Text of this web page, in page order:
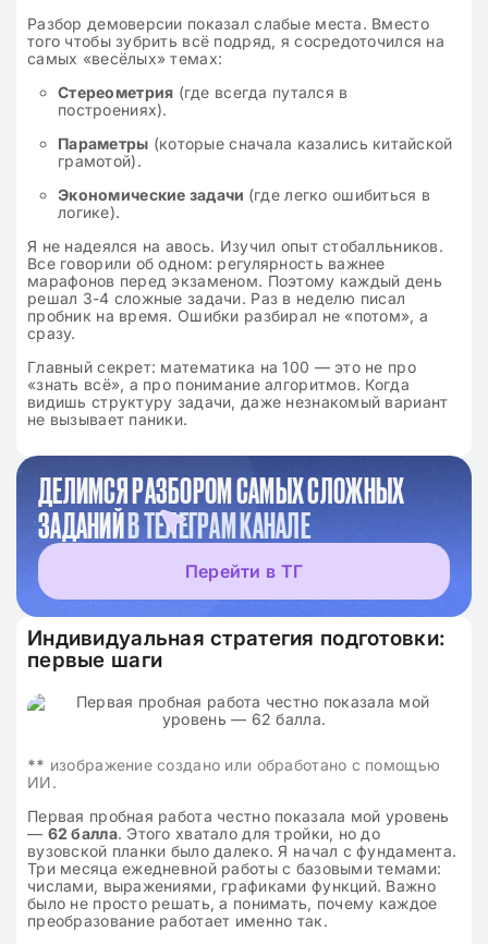
Разбор демоверсии показал слабые места. Вместо
того чтобы зубрить всё подряд, я сосредоточился на
самых «весёлых» темах:
Стереометрия (где всегда путался в
построениях).
Параметры (которые сначала казались китайской
грамотой).
Экономические задачи (где легко ошибиться в
логике).
Я не надеялся на авось. Изучил опыт стобалльников.
Все говорили об одном: регулярность важнее
марафонов перед экзаменом. Поэтому каждый день
решал 3-4 сложные задачи. Раз в неделю писал
пробник на время. Ошибки разбирал не «потом», а
сразу.
Главный секрет: математика на 100 — это не про
«знать всё», а про понимание алгоритмов. Когда
видишь структуру задачи, даже незнакомый вариант
не вызывает паники.
ДЕЛИМСЯ РАЗБОРОМ САМЫХ СЛОЖНЫХ
ЗАДАНИЙВ ТЕЛЕГРАМ КАНАЛЕ
Перейти в ТГ
Индивидуальная стратегия подготовки:
первые шаги
** изображение создано или обработано с помощью
ИИ.
Первая пробная работа честно показала мой уровень
— 62 балла. Этого хватало для тройки, но до
вузовской планки было далеко. Я начал с фундамента.
Три месяца ежедневной работы с базовыми темами:
числами, выражениями, графиками функций. Важно
было не просто решать, а понимать, почему каждое
преобразование работает именно так.